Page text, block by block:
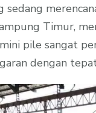
sedang
Timur,
pile sangat
dengan